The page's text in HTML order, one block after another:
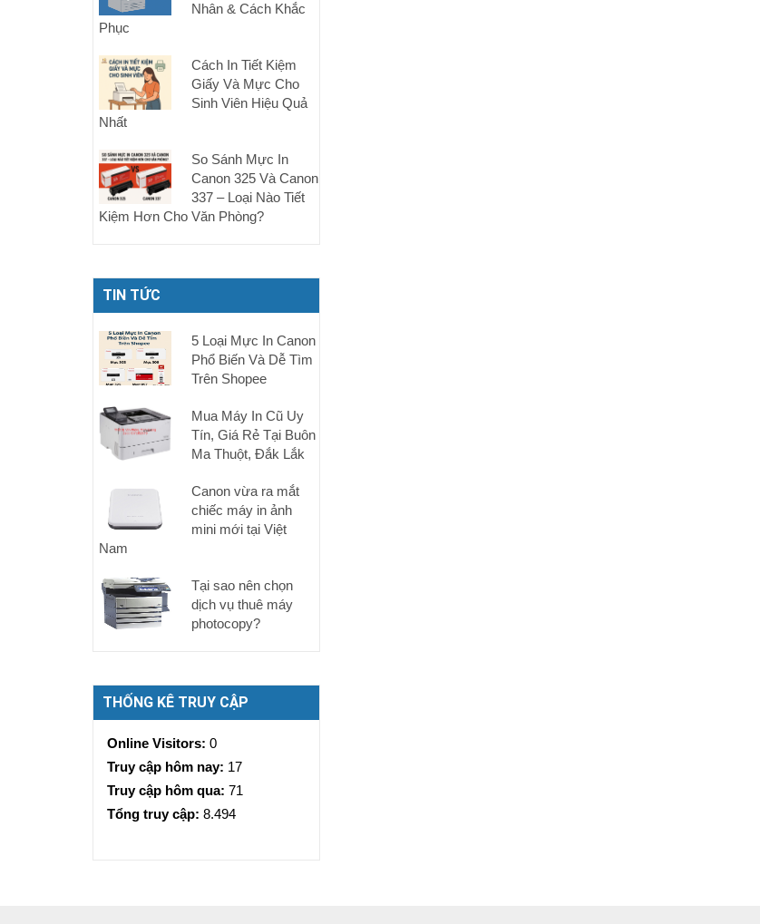
Nhân & Cách Khắc
Phục
Cách In Tiết Kiệm
Giấy Và Mực Cho
Sinh Viên Hiệu Quả
Nhất
So Sánh Mực In
Canon 325 Và Canon
337 – Loại Nào Tiết
Kiệm Hơn Cho Văn Phòng?
TIN TỨC
5 Loại Mực In Canon
Phổ Biến Và Dễ Tìm
Trên Shopee
Mua Máy In Cũ Uy
Tín, Giá Rẻ Tại Buôn
Ma Thuột, Đắk Lắk
Canon vừa ra mắt
chiếc máy in ảnh
mini mới tại Việt
Nam
Tại sao nên chọn
dịch vụ thuê máy
photocopy?
THỐNG KÊ TRUY CẬP
Online Visitors: 0
Truy cập hôm nay: 17
Truy cập hôm qua: 71
Tổng truy cập: 8.494